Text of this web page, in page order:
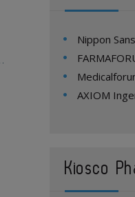
Nippon
AXIOM
Kiosco